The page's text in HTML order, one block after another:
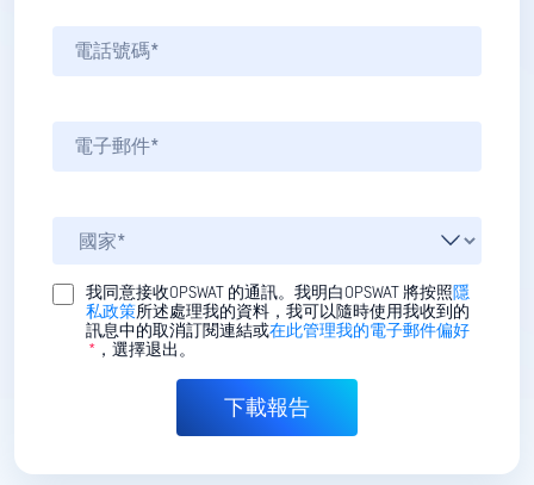
我同意接收OPSWAT 的通訊。我明白OPSWAT 將按照隱
私政策所述處理我的資料，我可以隨時使用我收到的
訊息中的取消訂閱連結或在此管理我的電子郵件偏好
* ，選擇退出。